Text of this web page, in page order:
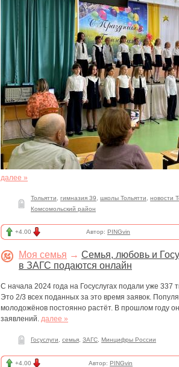
далее »
Тольятти гимназия 39 школы Тольятти новости
Комсомольский район
+4.00 Автор: PINGvin
Моя семья → Семья, любовь и
в ЗАГС подаются онлайн
С начала 2024 года на Госуслугах подали уже 337
Это 2/3 всех поданных за это время заявок.
молодожёнов постоянно растёт. В прошлом году
заявлений. далее »
Госуслуги семья ЗАГС Минцифры России
+4.00 Автор: PINGvin